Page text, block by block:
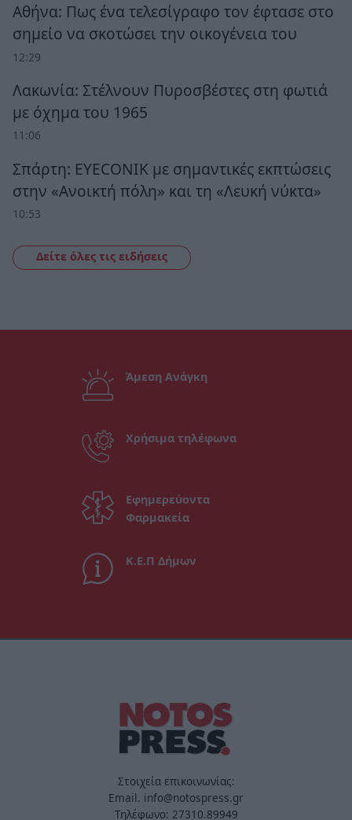
Αθήνα: Πως ένα τελεσίγραφο τον έφτασε στο
σημείο να σκοτώσει την οικογένεια του
12:29
Λακωνία: Στέλνουν Πυροσβέστες στη φωτιά
με όχημα του 1965
11:06
Σπάρτη: EYECONIK με σημαντικές εκπτώσεις
στην «Ανοικτή πόλη» και τη «Λευκή νύκτα»
10:53
Δείτε όλες τις ειδήσεις
Άμεση Ανάγκη
Χρήσιμα τηλέφωνα
Εφημερεύοντα
Φαρμακεία
Κ.Ε.Π Δήμων
Στοιχεία επικοινωνίας:
Email. info@notospress.gr
Τηλέφωνο: 27310.89949